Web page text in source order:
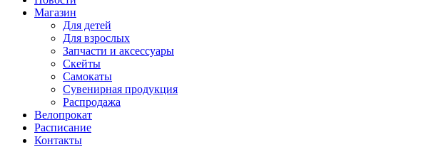
Магазин
Для детей
Для взрослых
Запчасти и аксессуары
Скейты
Самокаты
Сувенирная продукция
Распродажа
Велопрокат
Расписание
Контакты